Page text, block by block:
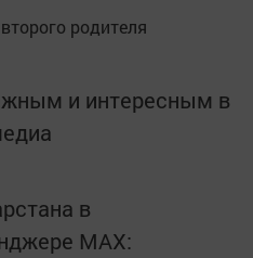
родителя
и интересным в
в
MАХ: